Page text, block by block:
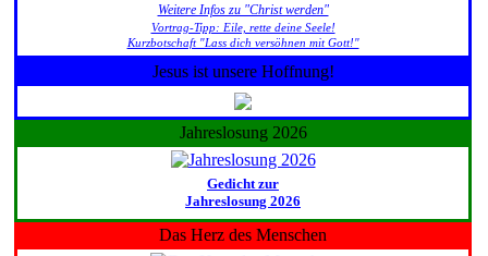
Weitere Infos zu "Christ werden"
Vortrag-Tipp: Eile, rette deine Seele!
Kurzbotschaft "Lass dich versöhnen mit Gott!"
Jesus ist unsere Hoffnung!
Jahreslosung 2026
Gedicht zur
Jahreslosung 2026
Das Herz des Menschen